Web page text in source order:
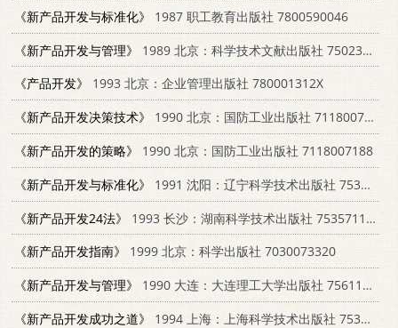
《新产品开发与标准化》
1987 职工教育出版社 7800590046
《新产品开发与管理》
1989 北京：科学技术文献出版社 750231220X
《产品开发》
1993 北京：企业管理出版社 780001312X
《新产品开发决策技术》
1990 北京：国防工业出版社 7118007080
《新产品开发的策略》
1990 北京：国防工业出版社 7118007188
《新产品开发与标准化》
1991 沈阳：辽宁科学技术出版社 7538112146
《新产品开发24法》
1993 长沙：湖南科学技术出版社 7535711901
《新产品开发指南》
1999 北京：科学出版社 7030073320
《新产品开发与管理》
1990 大连：大连理工大学出版社 7561102704
《新产品开发成功之道》
1994 上海：上海科学技术出版社 7532333671